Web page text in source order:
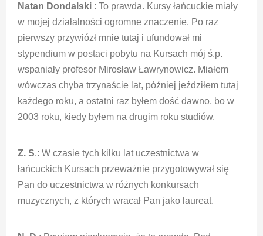
Natan Dondalski : To prawda. Kursy łańcuckie miały
w mojej działalności ogromne znaczenie. Po raz
pierwszy przywiózł mnie tutaj i ufundował mi
stypendium w postaci pobytu na Kursach mój ś.p.
wspaniały profesor Mirosław Ławrynowicz. Miałem
wówczas chyba trzynaście lat, później jeździłem tutaj
każdego roku, a ostatni raz byłem dość dawno, bo w
2003 roku, kiedy byłem na drugim roku studiów.
Z. S.: W czasie tych kilku lat uczestnictwa w
łańcuckich Kursach przeważnie przygotowywał się
Pan do uczestnictwa w różnych konkursach
muzycznych, z których wracał Pan jako laureat.